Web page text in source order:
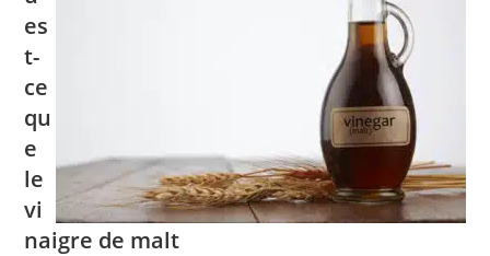
es
t-
ce
qu
e
le
vi
naigre de malt